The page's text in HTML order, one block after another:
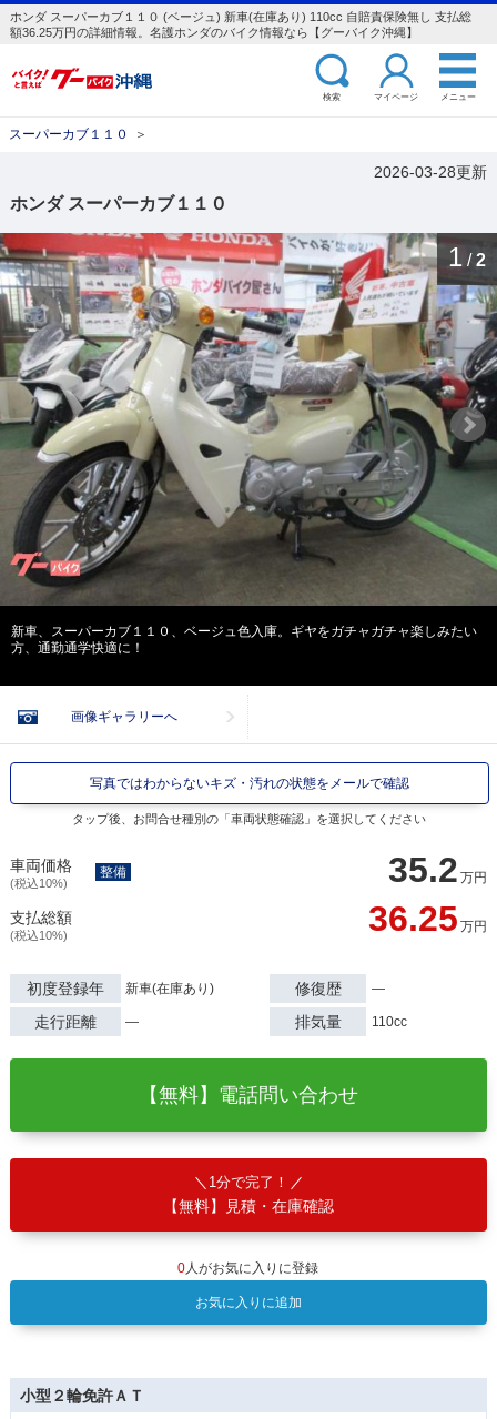
ホンダ スーパーカブ１１０ (ベージュ) 新車(在庫あり) 110cc 自賠責保険無し 支払総
額36.25万円の詳細情報。名護ホンダのバイク情報なら【グーバイク沖縄】
検索 マイページ メニュー
スーパーカブ１１０ ＞
2026-03-28更新
ホンダ スーパーカブ１１０
1 / 2
新車、スーパーカブ１１０、ベージュ色入庫。ギヤをガチャガチャ楽しみたい
方、通勤通学快適に！
画像ギャラリーへ
写真ではわからないキズ・汚れの状態をメールで確認
タップ後、お問合せ種別の「車両状態確認」を選択してください
車両価格
(税込10%) 35.2 万円
整備
支払総額
(税込10%) 36.25 万円
初度登録年 新車(在庫あり) 修復歴 ―
走行距離 ― 排気量 110cc
【無料】電話問い合わせ
1分で完了！
【無料】見積・在庫確認
0人がお気に入りに登録
お気に入りに追加
小型２輪免許ＡＴ